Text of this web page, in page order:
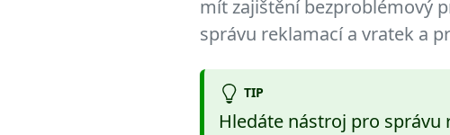
mít zajištění bezproblémový
správu reklamací a vratek a
TIP
Hledáte nástroj pro správu